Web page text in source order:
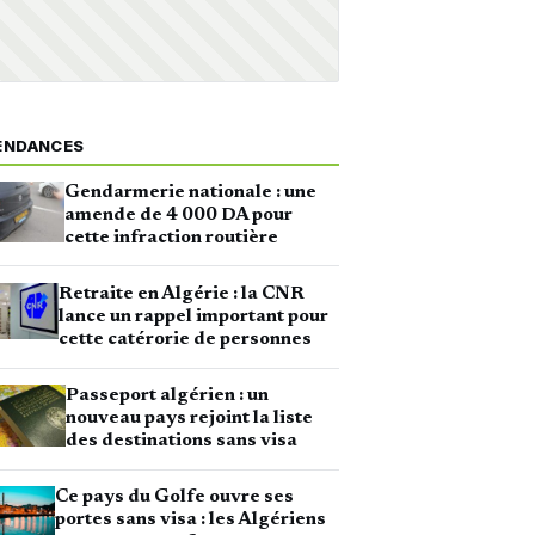
Gendarmerie nationale : une
amende de 4 000 DA pour
cette infraction routière
Retraite en Algérie : la CNR
lance un rappel important pour
cette catérorie de personnes
Passeport algérien : un
nouveau pays rejoint la liste
des destinations sans visa
Ce pays du Golfe ouvre ses
portes sans visa : les Algériens